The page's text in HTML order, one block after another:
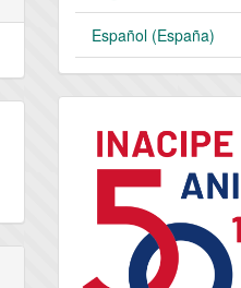
Español (España)
logo